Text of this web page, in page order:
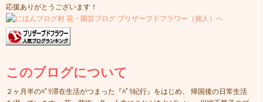
応援ありがとうございます！
このブログについて
２ヶ月半のﾊﾟﾘ滞在生活がつまった『ﾊﾟﾘ紀行』をはじめ、 帰国後の日常生活